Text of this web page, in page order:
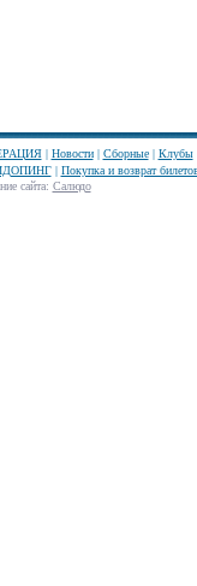
| Новости| Сборные| Клубы
| Покупка и возврат
сайта: Салюдо